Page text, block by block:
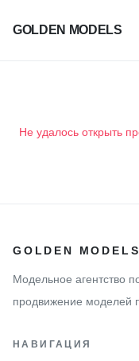
GOLDEN MODELS
Не удалось открыть
GOLDEN MODELS
Модельное агентство
продвижение моделей
НАВИГАЦИЯ